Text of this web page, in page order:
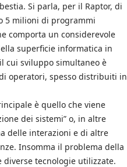
Si parla, per il Raptor, di
5 milioni di programmi
comporta un considerevole
superficie informatica in
cui sviluppo simultaneo è
operatori, spesso distribuiti in
è quello che viene
dei sistemi” o, in altre
delle interazioni e di altre
Insomma il problema della
diverse tecnologie utilizzate.